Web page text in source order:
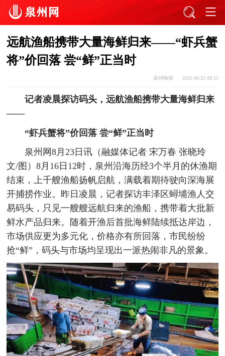
远航渔船携带大量海鲜归来——“虾兵蟹
将”价回落 尝“鲜”正当时
泉州晚报 2025-08-23 08:15
记者凌晨探访码头，远航渔船携带大量海鲜归来
——
“虾兵蟹将”价回落 尝“鲜”正当时
泉州网8月23日讯（融媒体记者 宋万春 张晓玲
文/图）8月16日12时，泉州沿海历经3个半月的休渔期
结束，上千艘渔船扬帆启航，满载着期待驶向深海展
开捕捞作业。昨日凌晨，记者探访丰泽区蟳埔渔人交
易码头，只见一艘艘远航归来的渔船，携带着大批新
鲜水产品归来。随着开渔后首批海鲜陆续抵达岸边，
市场供应更为多元化，价格亦有所回落，市民纷纷
抢“鲜”，码头与市场均呈现出一派热闹非凡的景象。